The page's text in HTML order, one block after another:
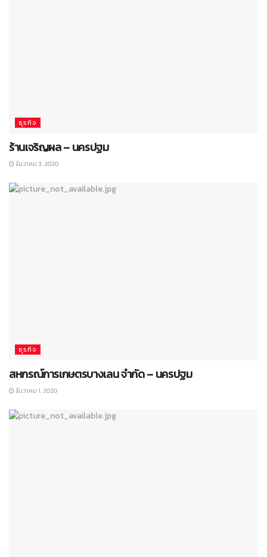
ธุรกิจ
ร้านเจริญผล – นครปฐม
ธันวาคม 3, 2020
ธุรกิจ
สหกรณ์การเกษตรบางเลน จำกัด – นครปฐม
ธันวาคม 1, 2020